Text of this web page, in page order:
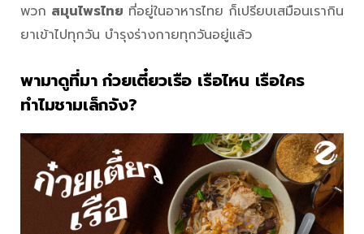
พวก สมุนไพรไทย ที่อยู่ในอาหารไทย ก็เปรียบเสมือนเรากิน
ยาเข้าไปทุกวัน บำรุงร่างกายทุกวันอยู่แล้ว
พามาดูที่มา ก๋วยเตี๋ยวเรือ เรือไหน เรือใคร
ทำไมชามเล็กจัง?